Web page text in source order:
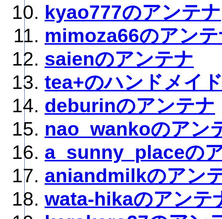
kyao777のアンテナ
mimoza66のアン
saienのアンテナ
tea+のハンドメイ
deburinのアンテナ
nao_wankoのアン
a_sunny_placeの
aniandmilkのアン
wata-hikaのアンテ